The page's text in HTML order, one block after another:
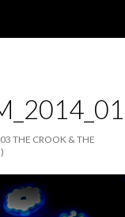
THE CROOK & THE